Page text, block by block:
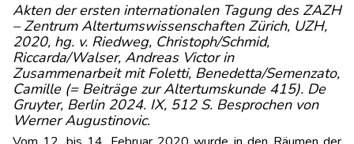
Akten der ersten internationalen Tagung des ZAZH
– Zentrum Altertumswissenschaften Zürich, UZH,
2020, hg. v. Riedweg, Christoph/Schmid,
Riccarda/Walser, Andreas Victor in
Zusammenarbeit mit Foletti, Benedetta/Semenzato,
Camille (= Beiträge zur Altertumskunde 415). De
Gruyter, Berlin 2024. IX, 512 S. Besprochen von
Werner Augustinovic.